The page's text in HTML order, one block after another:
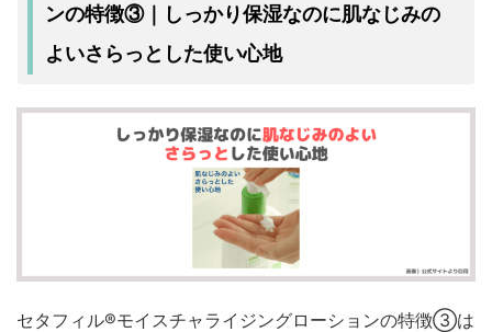
ンの特徴③｜しっかり保湿なのに肌なじみの
よいさらっとした使い心地
セタフィル®モイスチャライジングローションの特徴③は